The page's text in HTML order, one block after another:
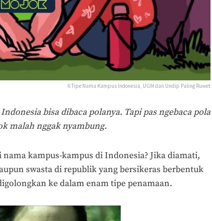
6 Tipe Nama Kampus Indonesia, UGM dan Undip Paling Ruwet
bisa dibaca polanya. Tapi pas ngebaca pola
malah nggak nyambung.
kampus-kampus di Indonesia? Jika diamati,
swasta di republik yang bersikeras berbentuk
ke dalam enam tipe penamaan.